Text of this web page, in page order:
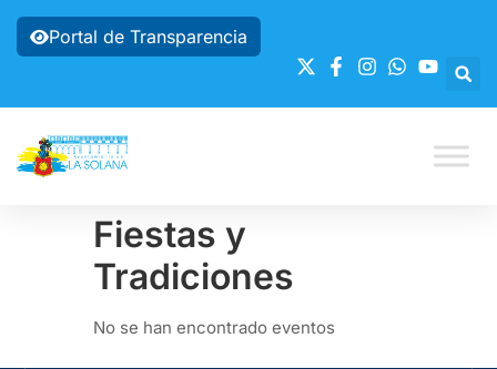
Portal de Transparencia
Fiestas y
Tradiciones
No se han encontrado eventos